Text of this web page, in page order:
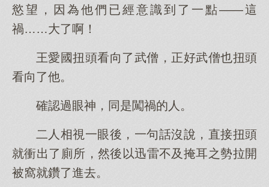
慾望，因為他們已經意識到了一點——這
禍……大了啊！
王愛國扭頭看向了武僧，正好武僧也扭頭
看向了他。
確認過眼神，同是闖禍的人。
二人相視一眼後，一句話沒說，直接扭頭
就衝出了廁所，然後以迅雷不及掩耳之勢拉開
被窩就鑽了進去。